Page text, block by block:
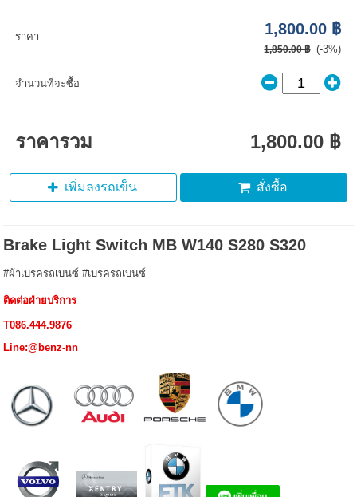
ราคา 1,800.00 ฿
1,850.00 ฿ (-3%)
จำนวนที่จะซื้อ
ราคารวม 1,800.00 ฿
เพิ่มลงรถเข็น สั่งซื้อ
Brake Light Switch MB W140 S280 S320
#ผ้าเบรครถเบนซ์ #เบรครถเบนซ์
ติดต่อฝ่ายบริการ
T086.444.9876
Line:@benz-nn